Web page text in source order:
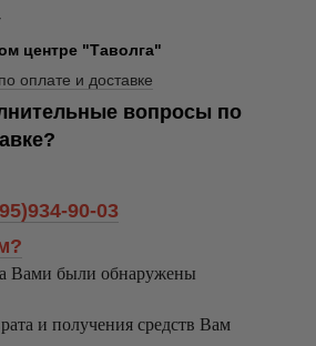
центре "Таволга"
оплате и доставке
вопросы по
90-03
Вами были обнаружены
и получения средств Вам